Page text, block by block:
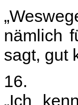
nämlich
sagt, gut
16.
„Ich